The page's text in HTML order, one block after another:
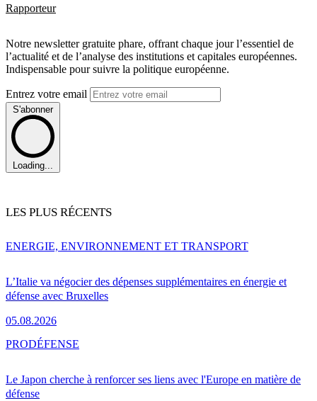
Rapporteur
Notre newsletter gratuite phare, offrant chaque jour l’essentiel de
l’actualité et de l’analyse des institutions et capitales européennes.
Indispensable pour suivre la politique européenne.
Entrez votre email
S'abonner
Loading...
LES PLUS RÉCENTS
L’Italie va négocier des dépenses supplémentaires en énergie et
défense avec Bruxelles
05.08.2026
ENERGIE, ENVIRONNEMENT ET TRANSPORT
Le Japon cherche à renforcer ses liens avec l'Europe en matière de
défense
PRODÉFENSE